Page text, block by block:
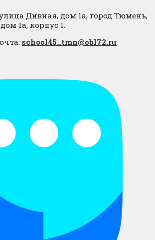
Дивная, дом 1а, город Тюмень,
1а, корпус 1.
school45_tmn@obl72.ru